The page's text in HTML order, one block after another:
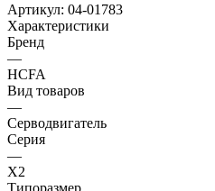
Артикул: 04-01783
Характеристики
Бренд
—
HCFA
Вид товаров
—
Серводвигатель
Серия
—
X2
Типоразмер